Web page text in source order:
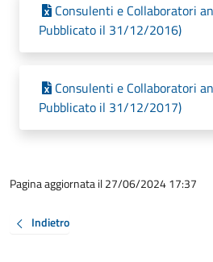
Consulenti e Collaboratori
Pubblicato il 31/12/2016)
Consulenti e Collaboratori
Pubblicato il 31/12/2017)
Pagina aggiornata il 27/06/2024 17:37
Indietro